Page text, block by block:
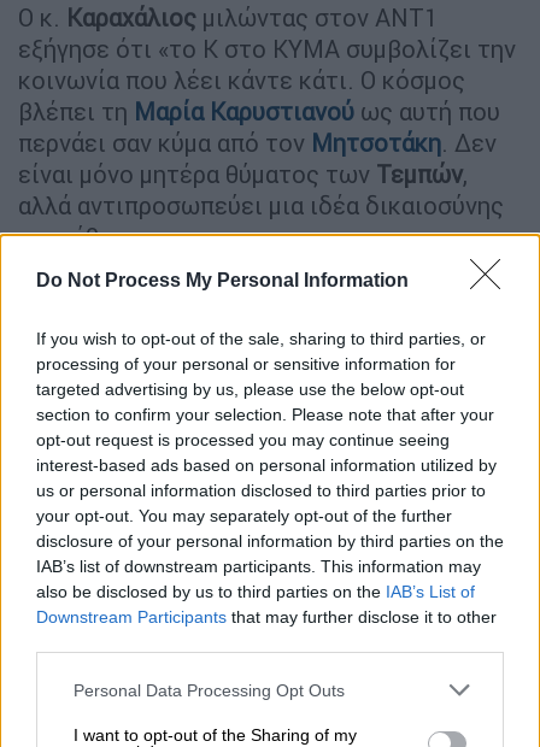
Do Not Process My Personal Information
If you wish to opt-out of the sale, sharing to third parties, or
processing of your personal or sensitive information for
targeted advertising by us, please use the below opt-out
section to confirm your selection. Please note that after your
opt-out request is processed you may continue seeing
interest-based ads based on personal information utilized by
us or personal information disclosed to third parties prior to
your opt-out. You may separately opt-out of the further
disclosure of your personal information by third parties on the
IAB’s list of downstream participants. This information may
also be disclosed by us to third parties on the IAB’s List of
Downstream Participants that may further disclose it to other
Please note that this website/app uses one or more Google
not limited to your visit or usage behaviour. You may click to
Personal Data Processing Opt Outs
I want to opt-out of the Sharing of my
Ο κ. Καραχάλιος μιλώντας στον ANT1
εξήγησε ότι «το Κ στο ΚΥΜΑ συμβολίζει την
κοινωνία που λέει κάντε κάτι. Ο κόσμος
βλέπει τη Μαρία Καρυστιανού ως αυτή που
περνάει σαν κύμα από τον Μητσοτάκη. Δεν
είναι μόνο μητέρα θύματος των Τεμπών,
αλλά αντιπροσωπεύει μια ιδέα δικαιοσύνης
και κάθαρσης».
Ελλάδα|05.11.2025 11:11
Αδιανόητο: Φοιτητής καταδικάστηκε
σε 14 μήνες φυλάκιση για σύνθημα σε
τοίχο του Πολυτεχνείου!
Αναφερόμενος στη διάψευση που εξέδωσε η
ίδια ηΚαρυστιανού, τόνισε: «ΗΜαρίαείναι
άνθρωπος με έντονα συναισθήματα μετά από
κύματος και αιφνιδιάστηκε».